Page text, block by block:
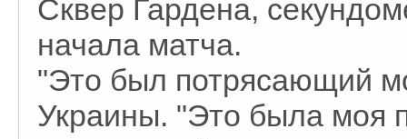
Сквер Гардена,
начала матча.
"Это был потрясающий
Украины. "Это была моя